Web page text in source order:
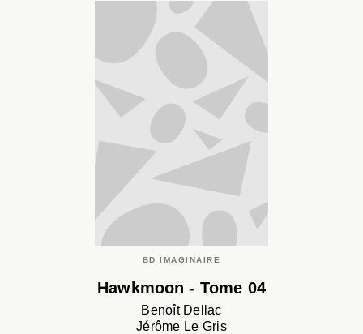
BD IMAGINAIRE
Hawkmoon - Tome 04
Benoît Dellac
Jérôme Le Gris